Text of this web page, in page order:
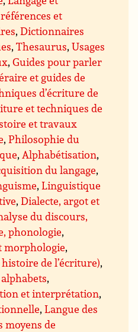
et
,Dictionnaires
,Thesaurus,Usages
,Guides pour parler
et guides de
d’écriture de
et techniques de
et travaux
,Philosophie du
,Alphabétisation,
du langage,
,Linguistique
,Dialecte, argot et
du discours,
phonologie,
morphologie,
de l’écriture),
,
et interprétation,
,Langue des
moyens de